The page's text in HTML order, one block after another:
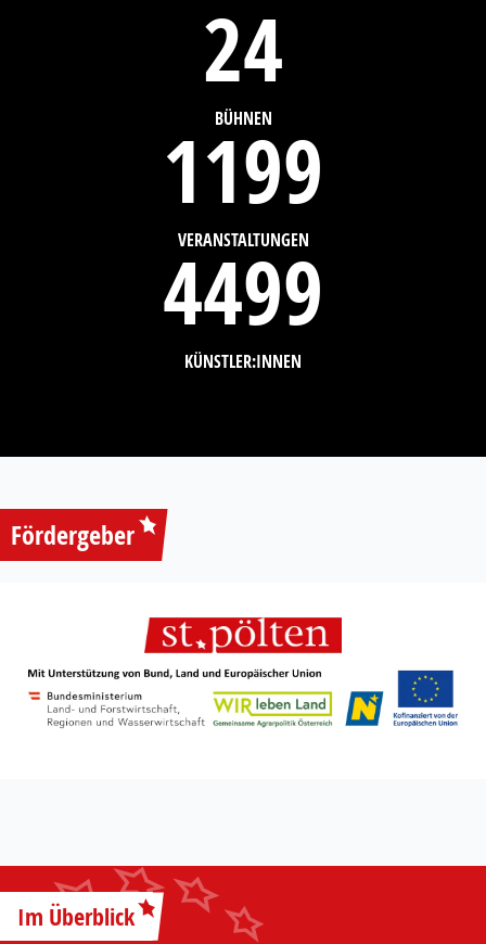
25
BÜHNEN
1200
VERANSTALTUNGEN
4500
KÜNSTLER:INNEN
Fördergeber
Im Überblick